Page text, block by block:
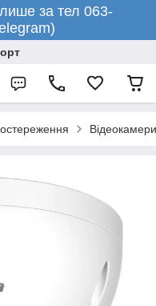
за тел 063-